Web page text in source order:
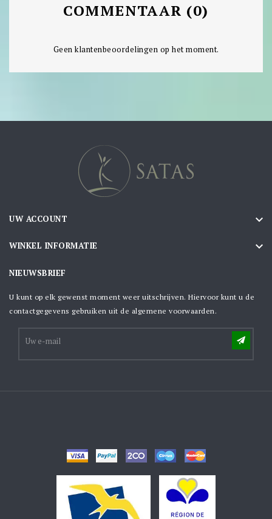
COMMENTAAR (0)
Geen klantenbeoordelingen op het moment.
UW ACCOUNT 
WINKEL INFORMATIE 
NIEUWSBRIEF
U kunt op elk gewenst moment weer uitschrijven. Hiervoor kunt u de
contactgegevens gebruiken uit de algemene voorwaarden.